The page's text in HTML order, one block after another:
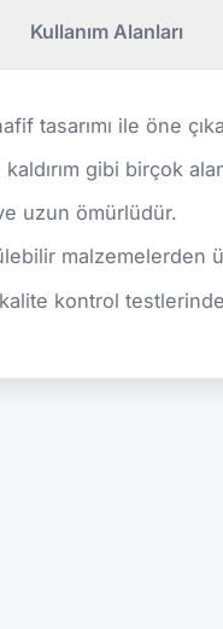
Kullanım Alanları
tasarımı ile öne
gibi birçok
uzun ömürlüdür.
malzemelerden
kontrol